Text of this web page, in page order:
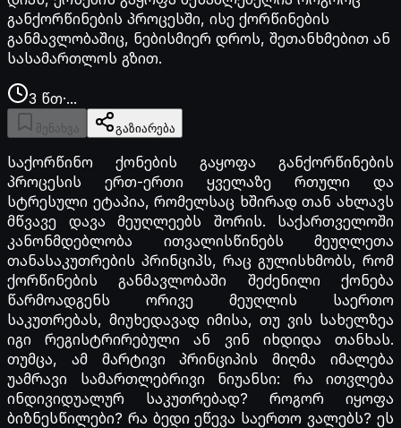
განქორწინების პროცესში, ისე ქორწინების
განმავლობაშიც, ნებისმიერ დროს, შეთანხმებით ან
სასამართლოს გზით.
3 წთ·...
შენახვა გაზიარება
საქორწინო ქონების გაყოფა განქორწინების
პროცესის ერთ-ერთი ყველაზე რთული და
სტრესული ეტაპია, რომელსაც ხშირად თან ახლავს
მწვავე დავა მეუღლეებს შორის. საქართველოში
კანონმდებლობა ითვალისწინებს მეუღლეთა
თანასაკუთრების პრინციპს, რაც გულისხმობს, რომ
ქორწინების განმავლობაში შეძენილი ქონება
წარმოადგენს ორივე მეუღლის საერთო
საკუთრებას, მიუხედავად იმისა, თუ ვის სახელზეა
იგი რეგისტრირებული ან ვინ იხდიდა თანხას.
თუმცა, ამ მარტივი პრინციპის მიღმა იმალება
უამრავი სამართლებრივი ნიუანსი: რა ითვლება
ინდივიდუალურ საკუთრებად? როგორ იყოფა
ბიზნესწილები? რა ბედი ეწევა საერთო ვალებს? ეს